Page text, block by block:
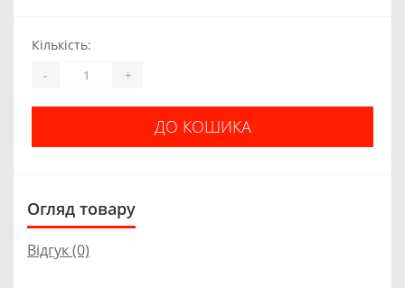
Кількість:
- +
ДО КОШИКА
Огляд товару
Відгук (0)